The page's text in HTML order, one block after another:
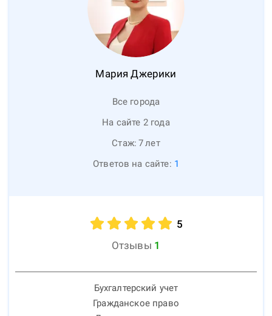
Мария Джерики
Все города
На сайте 2 года
Стаж: 7лет
Ответов на сайте: 1
5
Отзывы 1
Бухгалтерский учет
Гражданское право